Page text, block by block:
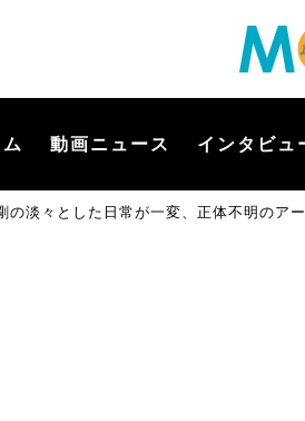
動画ニュース インタビュ
の淡々とした日常が一変、正体不明のア